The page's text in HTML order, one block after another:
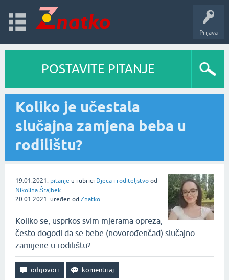
Prijava
POSTAVITE PITANJE
Koliko je učestala
slučajna zamjena beba u
rodilištu?
19.01.2021. pitanje u rubrici Djeca i roditeljstvo od
Nikolina Šrajbek
20.01.2021. uređen od Znatko
Koliko se, usprkos svim mjerama opreza,
često dogodi da se bebe (novorođenčad) slučajno
zamijene u rodilištu?